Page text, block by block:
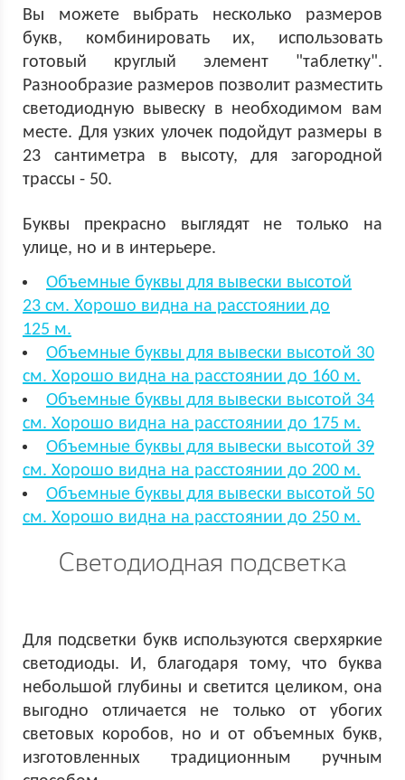
Вы можете выбрать несколько размеров
букв, комбинировать их, использовать
готовый круглый элемент "таблетку".
Разнообразие размеров позволит разместить
светодиодную вывеску в необходимом вам
месте. Для узких улочек подойдут размеры в
23 сантиметра в высоту, для загородной
трассы - 50.
Буквы прекрасно выглядят не только на
улице, но и в интерьере.
Объемные буквы для вывески высотой
23 см. Хорошо видна на расстоянии до
125 м.
Объемные буквы для вывески высотой 30
см. Хорошо видна на расстоянии до 160 м.
Объемные буквы для вывески высотой 34
см. Хорошо видна на расстоянии до 175 м.
Объемные буквы для вывески высотой 39
см. Хорошо видна на расстоянии до 200 м.
Объемные буквы для вывески высотой 50
см. Хорошо видна на расстоянии до 250 м.
Светодиодная подсветка
Для подсветки букв используются сверхяркие
светодиоды. И, благодаря тому, что буква
небольшой глубины и светится целиком, она
выгодно отличается не только от убогих
световых коробов, но и от объемных букв,
изготовленных традиционным ручным